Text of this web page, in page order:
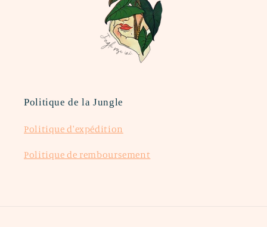
Politique de la Jungle
Politique d'expédition
Politique de remboursement